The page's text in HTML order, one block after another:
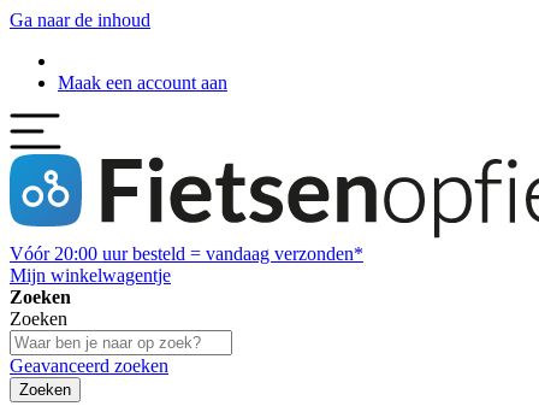
Ga naar de inhoud
Maak een account aan
Vóór 20:00 uur besteld = vandaag verzonden*
Mijn winkelwagentje
Zoeken
Zoeken
Geavanceerd zoeken
Zoeken